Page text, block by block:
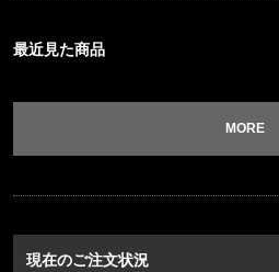
最近見た商品
MORE
現在のご注文状況